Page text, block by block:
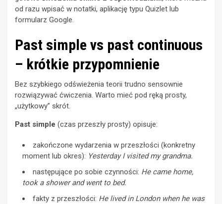
od razu wpisać w notatki, aplikację typu Quizlet lub
formularz Google.
Past simple vs past continuous
– krótkie przypomnienie
Bez szybkiego odświeżenia teorii trudno sensownie
rozwiązywać ćwiczenia. Warto mieć pod ręką prosty,
„użytkowy” skrót.
Past simple (czas przeszły prosty) opisuje:
zakończone wydarzenia w przeszłości (konkretny
moment lub okres): Yesterday I visited my grandma.
następujące po sobie czynności: He came home,
took a shower and went to bed.
fakty z przeszłości: He lived in London when he was